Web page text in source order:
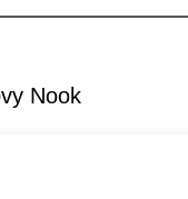
Nook